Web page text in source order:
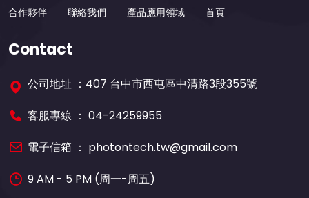
合作夥伴 聯絡我們 產品應用領域 首頁
Contact
公司地址 ：407 台中市西屯區中清路3段355號
客服專線 ： 04-24259955
電子信箱 ： photontech.tw@gmail.com
9 AM - 5 PM (周一-周五)